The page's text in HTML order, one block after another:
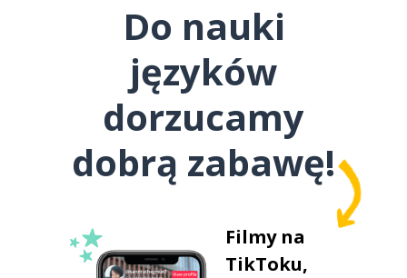
Do nauki
języków
dorzucamy
dobrą zabawę!
Filmy na
TikToku,